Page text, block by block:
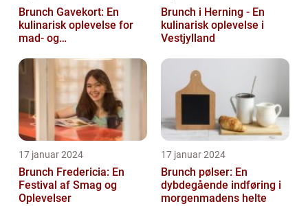
Brunch Gavekort: En
kulinarisk oplevelse for
mad- og
Brunch i Herning - En
kulinarisk oplevelse i
Vestjylland
17 januar 2024
Brunch Fredericia: En
Festival af Smag og
Oplevelser
17 januar 2024
Brunch pølser: En
dybdegående indføring i
morgenmadens helte